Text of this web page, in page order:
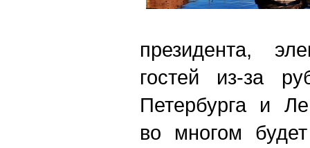
президента,
гостей из-за
Петербурга и
во многом